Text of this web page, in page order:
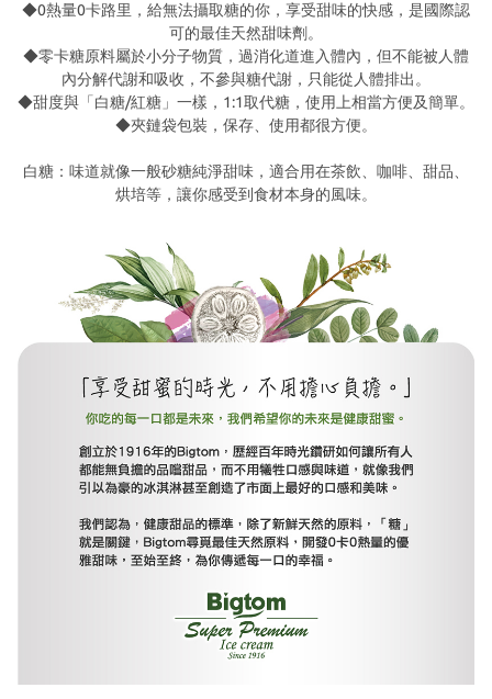
◆0熱量0卡路里，給無法攝取糖的你，享受甜味的快感，是國際認
可的最佳天然甜味劑。
◆零卡糖原料屬於小分子物質，過消化道進入體內，但不能被人體
內分解代謝和吸收，不參與糖代謝，只能從人體排出。
◆甜度與「白糖/紅糖」一樣，1:1取代糖，使用上相當方便及簡單。
◆夾鏈袋包裝，保存、使用都很方便。
白糖：味道就像一般砂糖純淨甜味，適合用在茶飲、咖啡、甜品、
烘培等，讓你感受到食材本身的風味。